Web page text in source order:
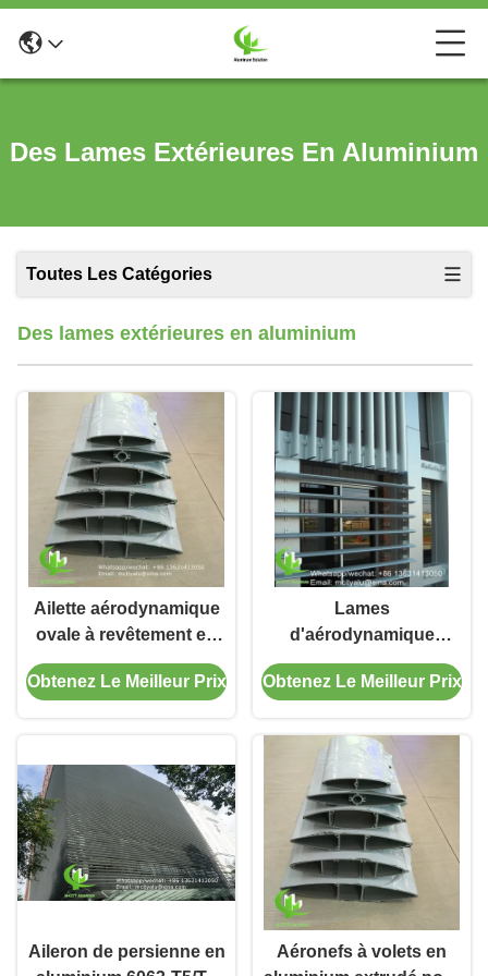
Des Lames Extérieures En Aluminium
Toutes Les Catégories
Des lames extérieures en aluminium
Ailette aérodynamique
ovale à revêtement en
poudre en alliage
d'aluminium 6063-T5/T6
Obtenez Le Meilleur Prix
Lames
d'aérodynamique
ovales en aluminium
thermolaqué pour mur-
Obtenez Le Meilleur Prix
Aileron de persienne en
Aéronefs à volets en